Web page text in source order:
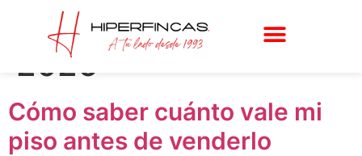
Día: 27 de abril de
2026
Cómo saber cuánto vale mi
piso antes de venderlo